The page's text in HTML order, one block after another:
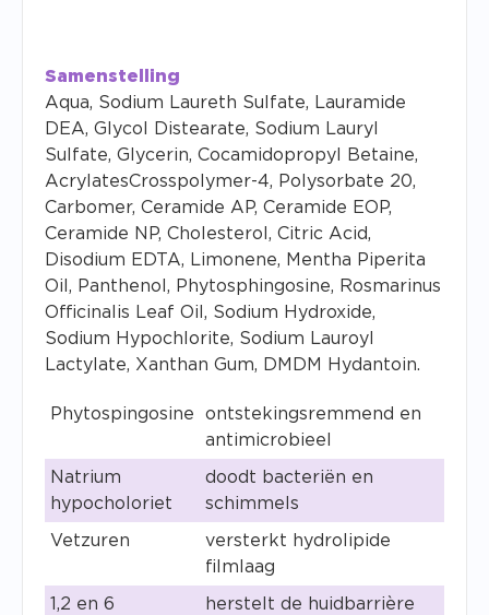
Samenstelling
Aqua, Sodium Laureth Sulfate, Lauramide
DEA, Glycol Distearate, Sodium Lauryl
Sulfate, Glycerin, Cocamidopropyl Betaine,
AcrylatesCrosspolymer-4, Polysorbate 20,
Carbomer, Ceramide AP, Ceramide EOP,
Ceramide NP, Cholesterol, Citric Acid,
Disodium EDTA, Limonene, Mentha Piperita
Oil, Panthenol, Phytosphingosine, Rosmarinus
Officinalis Leaf Oil, Sodium Hydroxide,
Sodium Hypochlorite, Sodium Lauroyl
Lactylate, Xanthan Gum, DMDM Hydantoin.
Phytospingosine
ontstekingsremmend en
antimicrobieel
Natrium
hypocholoriet
doodt bacteriën en
schimmels
Vetzuren
versterkt hydrolipide
filmlaag
1,2 en 6
herstelt de huidbarrière